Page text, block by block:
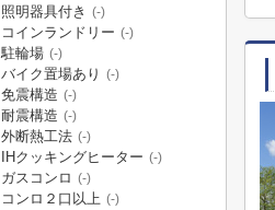
照明器具付き (-)
コインランドリー (-)
駐輪場 (-)
バイク置場あり (-)
免震構造 (-)
耐震構造 (-)
外断熱工法 (-)
IHクッキングヒーター (-)
ガスコンロ (-)
コンロ２口以上 (-)